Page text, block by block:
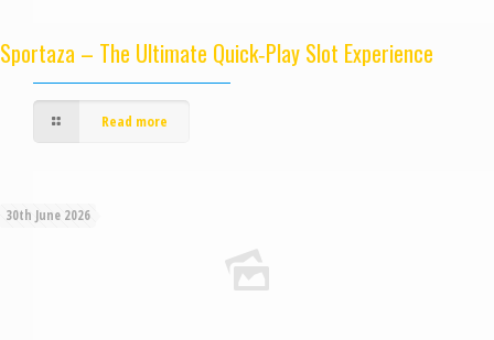
Sportaza – The Ultimate Quick‑Play Slot Experience
Read more
30th June 2026